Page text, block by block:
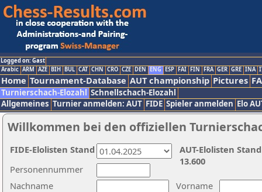
Logged on: Gast
Arabic ARM AZE BIH BUL CAT CHN CRO CZE DEN ENG ESP FAI FIN FRA GER GRE INA
Home Tournament-Database AUT championship Pictures
Turnierschach-Elozahl Schnellschach-Elozahl
Allgemeines Turnier anmelden: AUT FIDE Spieler anmelden Elo
Willkommen bei den offiziellen
Nachname
Vorname
Personennummer
AUT-Elolisten
13.600
FIDE-Elolisten Stand